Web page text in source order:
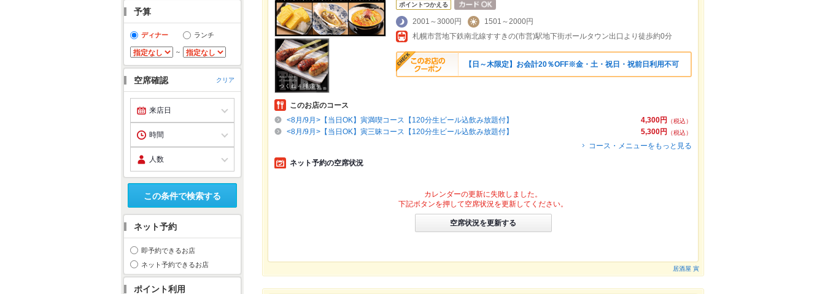
予算
ディナー ランチ
～
空席確認 クリア
この条件で検索する
ネット予約
即予約できるお店
ネット予約できるお店
ポイント利用
ポイントつかえる
2001～3000円
1501～2000円
札幌市営地下鉄南北線すすきの(市営)駅地下街ポールタウン出口より徒歩約0分
【日～木限定】お会計20％OFF※金・土・祝日・祝前日利用不可
このお店のコース
4,300円
（税込）
<8月/9月>【当日OK】寅満喫コース【120分生ビール込飲み放題付】
5,300円
（税込）
<8月/9月>【当日OK】寅三昧コース【120分生ビール込飲み放題付】
コース・メニューをもっと見る
ネット予約の空席状況
カレンダーの更新に失敗しました。
下記ボタンを押して空席状況を更新してください。
空席状況を更新する
居酒屋 寅